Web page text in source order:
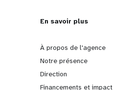
L
e
a
En savoir plus
À propos de l'agence
Notre présence
Direction
Financements et impact